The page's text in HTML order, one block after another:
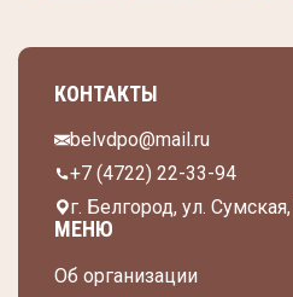
КОНТАКТЫ
belvdpo@mail.ru
+7 (4722) 22-33-94
г. Белгород, ул.
МЕНЮ
Об организации